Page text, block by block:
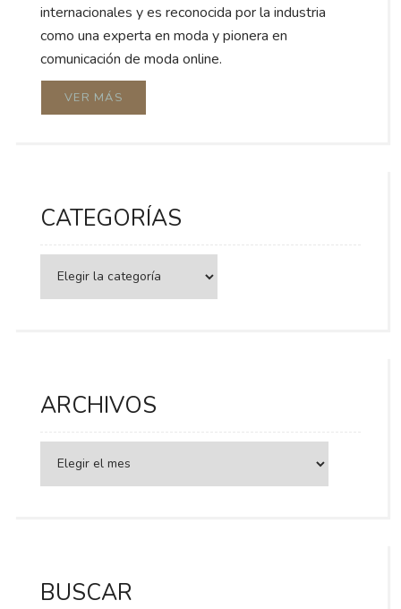
internacionales y es reconocida por la industria
como una experta en moda y pionera en
comunicación de moda online.
VER MÁS
CATEGORÍAS
ARCHIVOS
BUSCAR